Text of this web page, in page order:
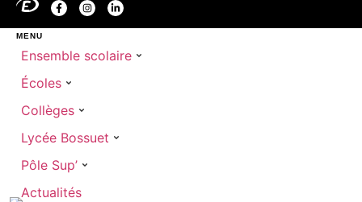
MENU
Ensemble scolaire
Écoles
Collèges
Lycée Bossuet
Pôle Sup’
Actualités